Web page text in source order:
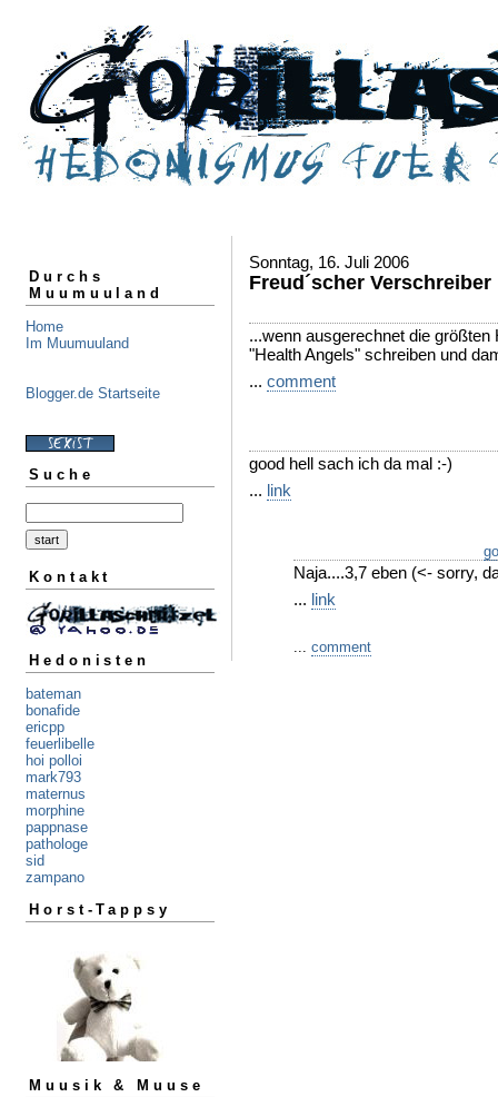
Durchs
Muumuuland
Home
Im Muumuuland
Blogger.de Startseite
Suche
Kontakt
Hedonisten
bateman
bonafide
ericpp
feuerlibelle
hoi polloi
mark793
maternus
morphine
pappnase
pathologe
sid
zampano
Horst-Tappsy
Muusik & Muuse
Sonntag, 16. Juli 2006
Freud´scher Verschreiber
...wenn ausgerechnet die
"Health Angels" schreiben und
... comment
good hell sach ich da mal :-)
... link
Naja....3,7 eben (<- sorry,
... link
... comment